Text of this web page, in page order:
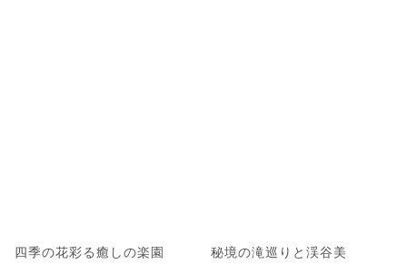
四季の花彩る癒しの楽園 秘境の滝巡りと渓谷美